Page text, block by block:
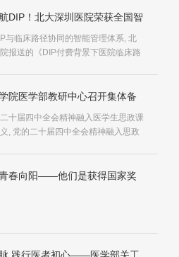
一的问题
DIP！北大深圳医院荣获全国智
与临床路径协同的智能管理体系, 北
报送的《DIP付费背景下医院临床路
院医学部教研中心召开集体备
作
十届四中全会精神融入医学生思政课
, 党的二十届四中全会精神融入思政
春向阳——他们是获得国家奖